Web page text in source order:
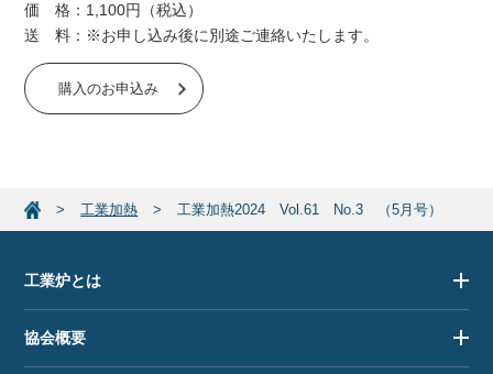
価 格：1,100円（税込）
送 料：※お申し込み後に別途ご連絡いたします。
購入のお申込み
工業加熱 工業加熱2024 Vol.61 No.3 （5月号）
工業炉とは
協会概要